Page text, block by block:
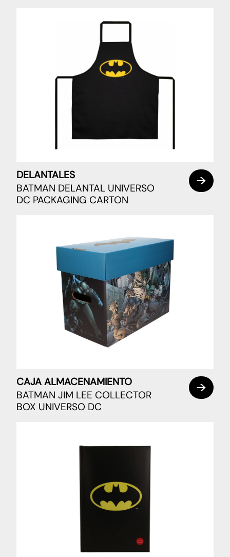
DELANTALES
BATMAN DELANTAL UNIVERSO
DC PACKAGING CARTON
CAJA ALMACENAMIENTO
BATMAN JIM LEE COLLECTOR
BOX UNIVERSO DC